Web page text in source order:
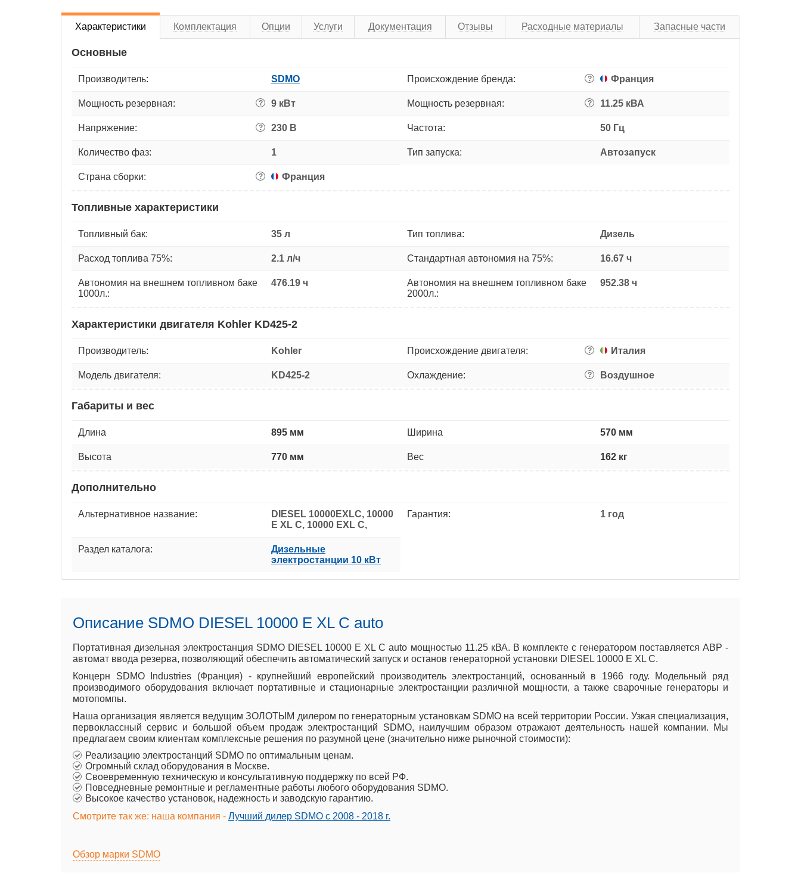
Характеристики Комплектация Опции Услуги Документация Отзывы Расходные материалы Запасные части
Основные
Производитель: SDMO Происхождение бренда: ? Франция
Мощность резервная: ? 9 кВт Мощность резервная: ? 11.25 кВА
Напряжение: ? 230 В Частота: 50 Гц
Количество фаз: 1 Тип запуска: Автозапуск
Страна сборки: ? Франция
Топливные характеристики
Топливный бак: 35 л Тип топлива: Дизель
Расход топлива 75%: 2.1 л/ч Стандартная автономия на 75%: 16.67 ч
Автономия на внешнем топливном баке
1000л.:
476.19 ч
Автономия на внешнем топливном баке
2000л.:
952.38 ч
Характеристики двигателя Kohler KD425-2
Производитель: Kohler Происхождение двигателя: ? Италия
Модель двигателя: KD425-2 Охлаждение: ? Воздушное
Габариты и вес
Длина 895 мм Ширина 570 мм
Высота 770 мм Вес 162 кг
Дополнительно
Альтернативное название:
DIESEL 10000EXLC, 10000
Е ХL С, 10000 EXL C,
Гарантия: 1 год
Раздел каталога:
Дизельные
электростанции 10 кВт
Описание SDMO DIESEL 10000 E XL C auto
Портативная дизельная электростанция SDMO DIESEL 10000 E XL C auto мощностью 11.25 кВА. В комплекте с генератором поставляется АВР -
автомат ввода резерва, позволяющий обеспечить автоматический запуск и останов генераторной установки DIESEL 10000 E XL C.
Концерн SDMO Industries (Франция) - крупнейший европейский производитель электростанций, основанный в 1966 году. Модельный ряд
производимого оборудования включает портативные и стационарные электростанции различной мощности, а также сварочные генераторы и
мотопомпы.
Наша организация является ведущим ЗОЛОТЫМ дилером по генераторным установкам SDMO на всей территории России. Узкая специализация,
первоклассный сервис и большой объем продаж электростанций SDMO, наилучшим образом отражают деятельность нашей компании. Мы
предлагаем своим клиентам комплексные решения по разумной цене (значительно ниже рыночной стоимости):
Реализацию электростанций SDMO по оптимальным ценам.
Огромный склад оборудования в Москве.
Своевременную техническую и консультативную поддержку по всей РФ.
Повседневные ремонтные и регламентные работы любого оборудования SDMO.
Высокое качество установок, надежность и заводскую гарантию.
Смотрите так же: наша компания - Лучший дилер SDMO с 2008 - 2018 г.
Обзор марки SDMO